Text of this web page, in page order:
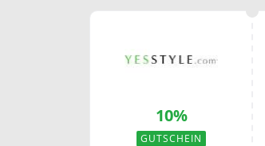
10%
GUTSCHEIN